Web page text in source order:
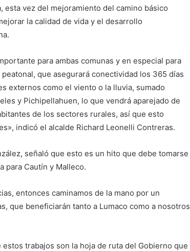
vez del mejoramiento del camino básico
la calidad de vida y el desarrollo
para ambas comunas y en especial para
que asegurará conectividad los 365 días
externos como el viento o la lluvia, sumado
y Pichipellahuen, lo que vendrá aparejado de
de los sectores rurales, así que esto
indicó el alcalde Richard Leonelli Contreras.
señaló que esto es un hito que debe tomarse
para Cautín y Malleco.
entonces caminamos de la mano por un
que beneficiarán tanto a Lumaco como a nosotros
trabajos son la hoja de ruta del Gobierno que